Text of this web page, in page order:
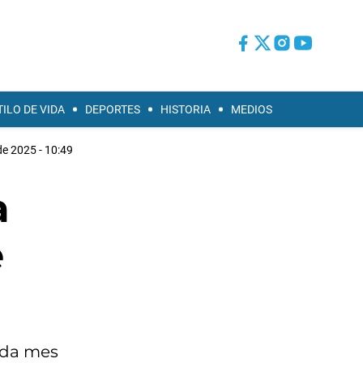
DE VIDA DEPORTES HISTORIA MEDIOS
2025 - 10:49
mes